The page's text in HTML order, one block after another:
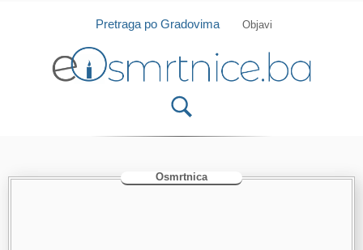
Isprobajte našu Android i IOS aplikaciju
Pretraga po Gradovima Objavi
Osmrtnica